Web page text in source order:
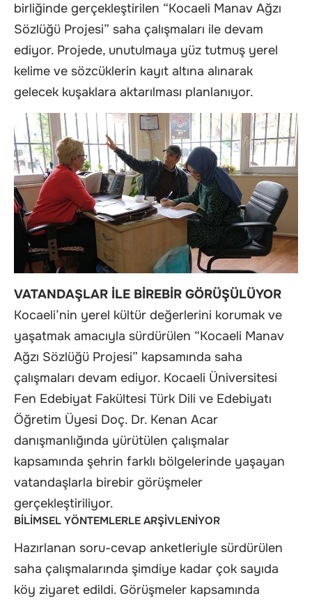
birliğinde gerçekleştirilen “Kocaeli Manav Ağzı
Sözlüğü Projesi” saha çalışmaları ile devam
ediyor. Projede, unutulmaya yüz tutmuş yerel
kelime ve sözcüklerin kayıt altına alınarak
gelecek kuşaklara aktarılması planlanıyor.
VATANDAŞLAR İLE BİREBİR GÖRÜŞÜLÜYOR
Kocaeli’nin yerel kültür değerlerini korumak ve
yaşatmak amacıyla sürdürülen “Kocaeli Manav
Ağzı Sözlüğü Projesi” kapsamında saha
çalışmaları devam ediyor. Kocaeli Üniversitesi
Fen Edebiyat Fakültesi Türk Dili ve Edebiyatı
Öğretim Üyesi Doç. Dr. Kenan Acar
danışmanlığında yürütülen çalışmalar
kapsamında şehrin farklı bölgelerinde yaşayan
vatandaşlarla birebir görüşmeler
gerçekleştiriliyor.
BİLİMSEL YÖNTEMLERLE ARŞİVLENİYOR
Hazırlanan soru-cevap anketleriyle sürdürülen
saha çalışmalarında şimdiye kadar çok sayıda
köy ziyaret edildi. Görüşmeler kapsamında